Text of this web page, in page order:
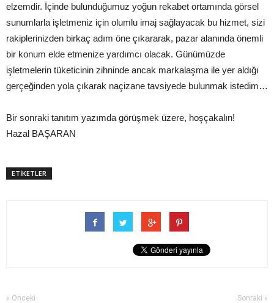
elzemdir. İçinde bulunduğumuz yoğun rekabet ortamında görsel
sunumlarla işletmeniz için olumlu imaj sağlayacak bu hizmet, sizi
rakiplerinizden birkaç adım öne çıkararak, pazar alanında önemli
bir konum elde etmenize yardımcı olacak. Günümüzde
işletmelerin tüketicinin zihninde ancak markalaşma ile yer aldığı
gerçeğinden yola çıkarak naçizane tavsiyede bulunmak istedim…
Bir sonraki tanıtım yazımda görüşmek üzere, hoşçakalın!
Hazal BAŞARAN
ETİKETLER
« Önceki Sonraki »